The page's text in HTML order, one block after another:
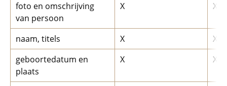
foto en omschrijving
van persoon
X X
naam, titels X
X
geboortedatum en
plaats
X X